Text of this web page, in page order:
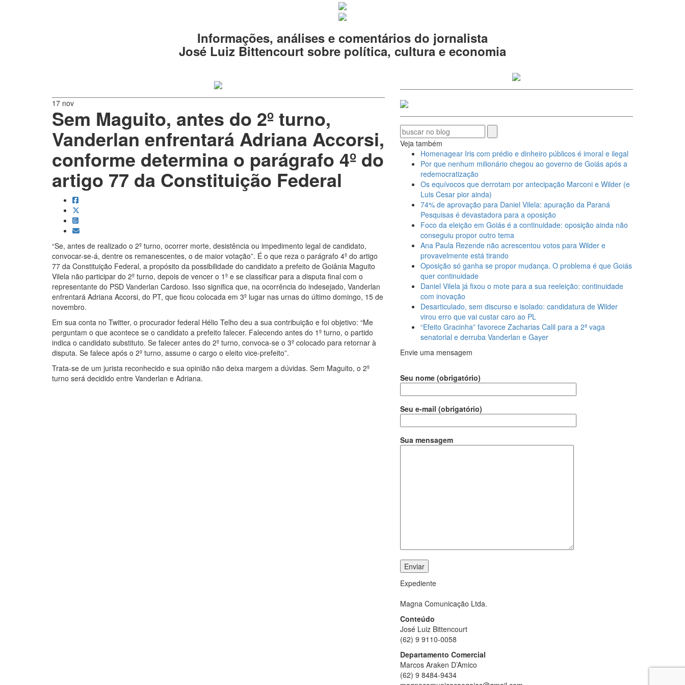
Informações, análises e comentários do jornalista
José Luiz Bittencourt sobre política, cultura e economia
17 nov
Sem Maguito, antes do 2º turno,
Vanderlan enfrentará Adriana Accorsi,
conforme determina o parágrafo 4º do
artigo 77 da Constituição Federal
“Se, antes de realizado o 2º turno, ocorrer morte, desistência ou impedimento legal de candidato,
convocar-se-á, dentre os remanescentes, o de maior votação”. É o que reza o parágrafo 4º do artigo
77 da Constituição Federal, a propósito da possibilidade do candidato a prefeito de Goiânia Maguito
Vilela não participar do 2º turno, depois de vencer o 1º e se classificar para a disputa final com o
representante do PSD Vanderlan Cardoso. Isso significa que, na ocorrência do indesejado, Vanderlan
enfrentará Adriana Accorsi, do PT, que ficou colocada em 3º lugar nas urnas do último domingo, 15 de
novembro.
Em sua conta no Twitter, o procurador federal Hélio Telho deu a sua contribuição e foi objetivo: “Me
perguntam o que acontece se o candidato a prefeito falecer. Falecendo antes do 1º turno, o partido
indica o candidato substituto. Se falecer antes do 2º turno, convoca-se o 3º colocado para retornar à
disputa. Se falece após o 2º turno, assume o cargo o eleito vice-prefeito”.
Trata-se de um jurista reconhecido e sua opinião não deixa margem a dúvidas. Sem Maguito, o 2º
turno será decidido entre Vanderlan e Adriana.
Veja também
Homenagear Iris com prédio e dinheiro públicos é imoral e ilegal
Por que nenhum milionário chegou ao governo de Goiás após a
redemocratização
Os equívocos que derrotam por antecipação Marconi e Wilder (e
Luis Cesar pior ainda)
74% de aprovação para Daniel Vilela: apuração da Paraná
Pesquisas é devastadora para a oposição
Foco da eleição em Goiás é a continuidade: oposição ainda não
conseguiu propor outro tema
Ana Paula Rezende não acrescentou votos para Wilder e
provavelmente está tirando
Oposição só ganha se propor mudança. O problema é que Goiás
quer continuidade
Daniel Vilela já fixou o mote para a sua reeleição: continuidade
com inovação
Desarticulado, sem discurso e isolado: candidatura de Wilder
virou erro que vai custar caro ao PL
“Efeito Gracinha” favorece Zacharias Calil para a 2ª vaga
senatorial e derruba Vanderlan e Gayer
Envie uma mensagem
Seu nome (obrigatório)
Seu e-mail (obrigatório)
Sua mensagem
Expediente
Magna Comunicação Ltda.
Conteúdo
José Luiz Bittencourt
(62) 9 9110-0058
Departamento Comercial
Marcos Araken D’Amico
(62) 9 8484-9434